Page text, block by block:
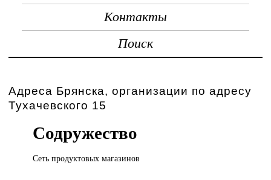
Контакты
Поиск
Адреса Брянска, организации по адресу
Тухачевского 15
Содружество
Сеть продуктовыхмагазинов